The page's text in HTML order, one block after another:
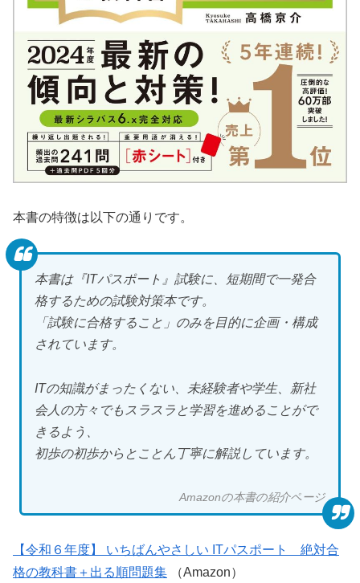
本書の特徴は以下の通りです。
本書は『ITパスポート』試験に、短期間で一発合
格するための試験対策本です。
「試験に合格すること」のみを目的に企画・構成
されています。
ITの知識がまったくない、未経験者や学生、新社
会人の方々でもスラスラと学習を進めることがで
きるよう、
初歩の初歩からとことん丁寧に解説しています。
Amazonの本書の紹介ページ
【令和６年度】 いちばんやさしい ITパスポート 絶対合
格の教科書＋出る順問題集 （Amazon）